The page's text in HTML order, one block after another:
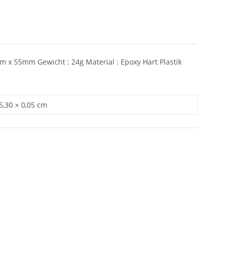
x 55mm Gewicht : 24g Material : Epoxy Hart Plastik
× 0,05 cm